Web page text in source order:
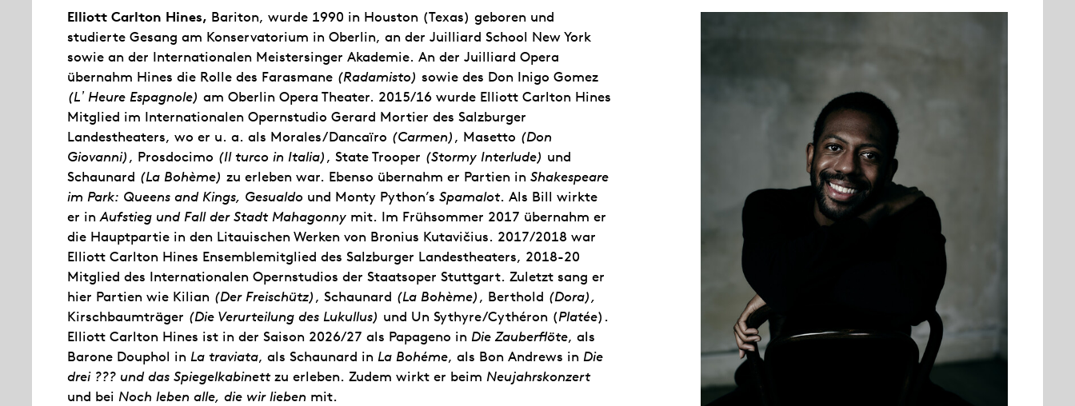
Elliott Carlton Hines, Bariton, wurde 1990 in Houston (Texas) geboren und
studierte Gesang am Konservatorium in Oberlin, an der Juilliard School New York
sowie an der Internationalen Meistersinger Akademie. An der Juilliard Opera
übernahm Hines die Rolle des Farasmane (Radamisto) sowie des Don Inigo Gomez
(Lʼ Heure Espagnole) am Oberlin Opera Theater. 2015/16 wurde Elliott Carlton Hines
Mitglied im Internationalen Opernstudio Gerard Mortier des Salzburger
Landestheaters, wo er u. a. als Morales/Dancaïro (Carmen), Masetto (Don
Giovanni), Prosdocimo (Il turco in Italia), State Trooper (Stormy Interlude) und
Schaunard (La Bohème) zu erleben war. Ebenso übernahm er Partien in Shakespeare
im Park: Queens and Kings, Gesualdo und Monty Python’s Spamalot. Als Bill wirkte
er inAufstieg und Fall der Stadt Mahagonny mit. Im Frühsommer 2017 übernahm er
die Hauptpartie in den Litauischen Werken von Bronius Kutavičius. 2017/2018 war
Elliott Carlton Hines Ensemblemitglied des Salzburger Landestheaters, 2018-20
Mitglied des Internationalen Opernstudios der Staatsoper Stuttgart. Zuletzt sang er
hier Partien wie Kilian (Der Freischütz), Schaunard (La Bohème), Berthold (Dora),
Kirschbaumträger (Die Verurteilung des Lukullus) und Un Sythyre/Cythéron (Platée).
Elliott Carlton Hines ist in der Saison 2026/27 als Papageno in Die Zauberflöte, als
Barone Douphol in La traviata, als Schaunard in La Bohéme, als Bon Andrews in Die
drei ??? und das Spiegelkabinettzu erleben. Zudem wirkt er beim Neujahrskonzert
und bei Noch leben alle, die wir lieben mit.